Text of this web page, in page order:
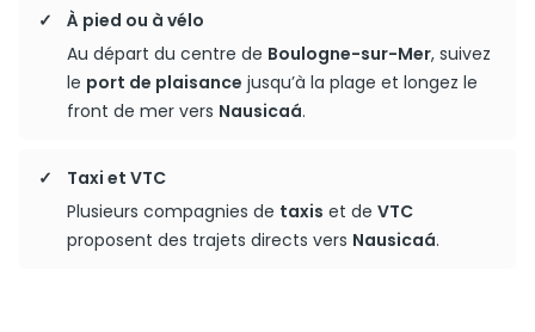
À pied ou à vélo
Au départ du centre de Boulogne-sur-Mer, suivez
le port de plaisance jusqu’à la plage et longez le
front de mer vers Nausicaá.
Taxi et VTC
Plusieurs compagnies de taxis et de VTC
proposent des trajets directs vers Nausicaá.